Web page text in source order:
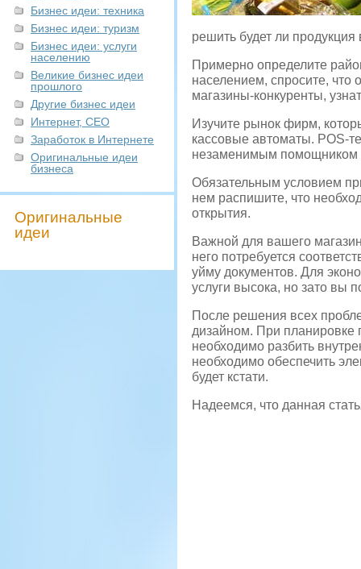
Бизнес идеи: техника
Бизнес идеи: туризм
Бизнес идеи: услуги
населению
Великие бизнес идеи
прошлого
Другие бизнес идеи
Интернет, СЕО
Заработок в Интернете
Оригинальные идеи
бизнеса
Оригинальные
идеи
решить будет ли продукция
Примерно определите
населением, спросите, что
магазины-конкуренты,
Изучите рынок фирм,
кассовые автоматы. POS-
незаменимым помощником
Обязательным условием
нем распишите, что
открытия.
Важной для вашего
него потребуется
уйму документов. Для
услуги высока, но зато вы
После решения всех
дизайном. При планировке
необходимо разбить
необходимо обеспечить
будет кстати.
Надеемся, что данная